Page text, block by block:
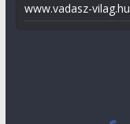
www.vadasz-vilag.hu